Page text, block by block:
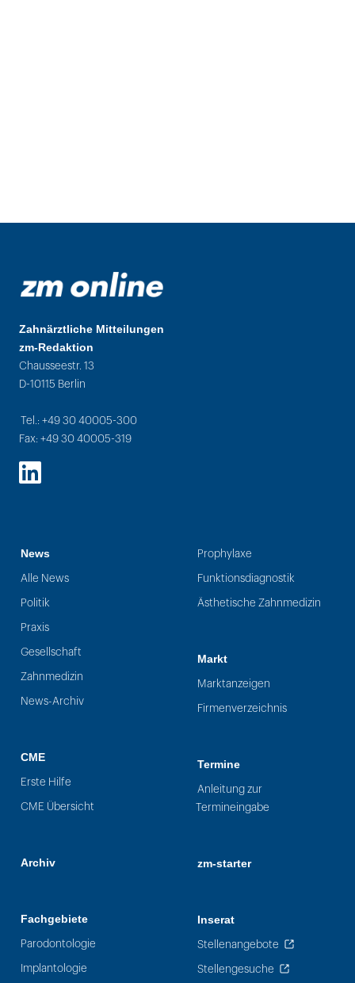
Zahnärztliche Mitteilungen
zm-Redaktion
Chausseestr. 13
D-10115 Berlin
Tel.: +49 30 40005-300
Fax: +49 30 40005-319
LinkedIn
News
Alle News
Politik
Praxis
Gesellschaft
Zahnmedizin
News-Archiv
CME
Erste Hilfe
CME Übersicht
Archiv
Fachgebiete
Parodontologie
Implantologie
Prophylaxe
Funktionsdiagnostik
Ästhetische Zahnmedizin
Markt
Marktanzeigen
Firmenverzeichnis
Termine
Anleitung zur
Termineingabe
zm-starter
Inserat
Stellenangebote
Stellengesuche